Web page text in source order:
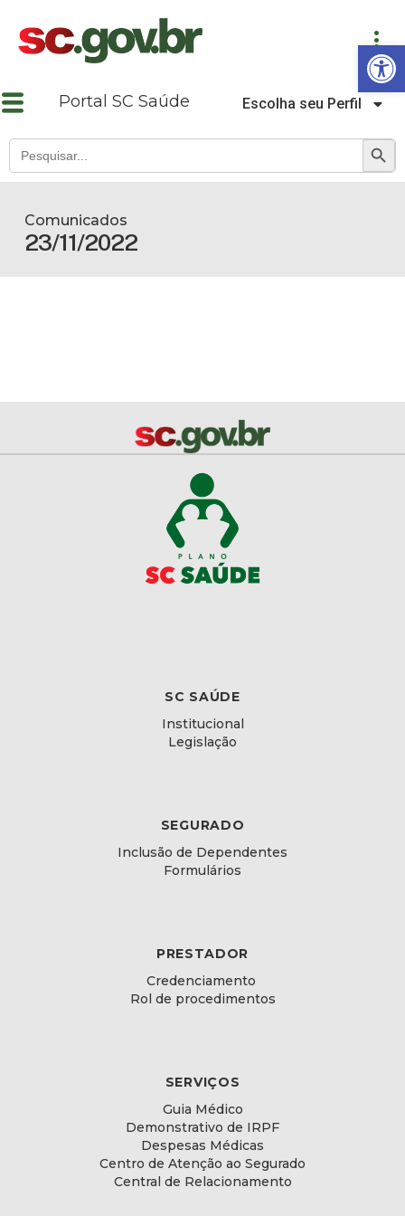
Abrir a barra de ferramentas
Portal SC Saúde Escolha seu Perfil
Search
for:
SEARCH
23/11/2022
Comunicados
SC SAÚDE
Institucional
Legislação
SEGURADO
Inclusão de Dependentes
Formulários
PRESTADOR
Credenciamento
Rol de procedimentos
SERVIÇOS
Guia Médico
Demonstrativo de IRPF
Despesas Médicas
Centro de Atenção ao Segurado
Central de Relacionamento